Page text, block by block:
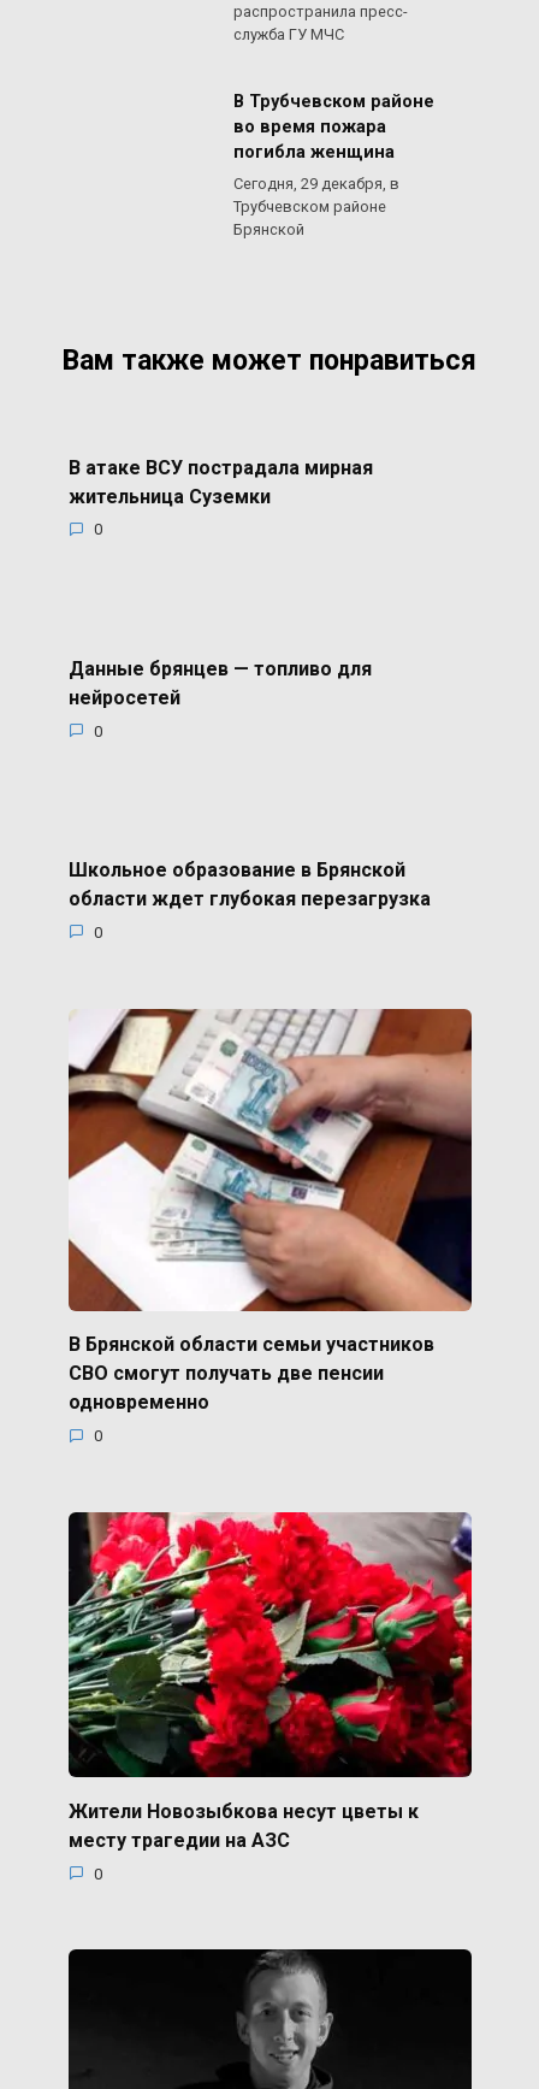
распространила пресс-
служба ГУ МЧС
В Трубчевском районе
во время пожара
погибла женщина
Сегодня, 29 декабря, в
Трубчевском районе
Брянской
Вам также может понравиться
В атаке ВСУ пострадала мирная
жительница Суземки
0
Данные брянцев — топливо для
нейросетей
0
Школьное образование в Брянской
области ждет глубокая перезагрузка
0
В Брянской области семьи участников
СВО смогут получать две пенсии
одновременно
0
Жители Новозыбкова несут цветы к
месту трагедии на АЗС
0